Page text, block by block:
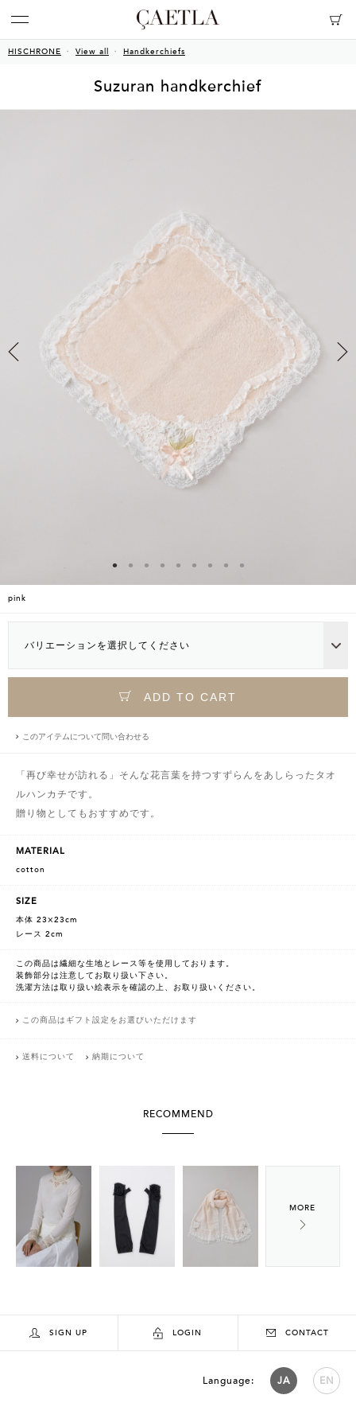
HISCHRONE View all Handkerchiefs
Suzuran handkerchief
pink
バリエーションを選択してください
ADD TO CART
このアイテムについて問い合わせる
「再び幸せが訪れる」そんな花言葉を持つすずらんをあしらったタオ
ルハンカチです。
贈り物としてもおすすめです。
MATERIAL
cotton
SIZE
本体 23×23cm
レース 2cm
この商品は繊細な生地とレース等を使用しております。
装飾部分は注意してお取り扱い下さい。
洗濯方法は取り扱い絵表示を確認の上、お取り扱いください。
この商品はギフト設定をお選びいただけます
送料について 納期について
RECOMMEND
SIGN UP LOGIN CONTACT
Language: JA EN